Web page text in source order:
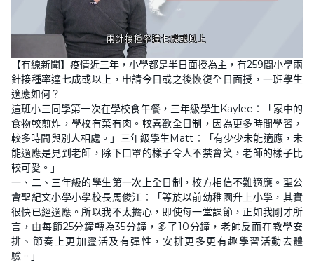
U
n
m
u
t
L
o
a
d
e
3
8
.
2
%
【有線新聞】疫情近三年，小學都是半日面授為主，有259間小學兩
針接種率達七成或以上，申請今日或之後恢復全日面授，一班學生
適應如何？
這班小三同學第一次在學校食午餐，三年級學生Kaylee︰「家中的
食物較煎炸，學校有菜有肉。較喜歡全日制，因為更多時間學習，
較多時間與別人相處。」三年級學生Matt︰「有少少未能適應，未
能適應是見到老師，除下口罩的樣子令人不禁會笑，老師的樣子比
較可愛。」
一、二、三年級的學生第一次上全日制，校方相信不難適應。聖公
會聖紀文小學小學校長馬俊江︰「等於以前幼稚園升上小學，其實
很快已經適應。所以我不太擔心，即使每一堂課節，正如我剛才所
言，由每節25分鐘轉為35分鐘，多了10分鐘，老師反而在教學安
排、節奏上更加靈活及有彈性，安排更多更有趣學習活動去體
驗。」